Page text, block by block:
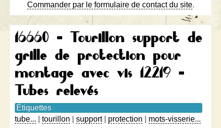
Commander par le formulaire de contact du site.
16660 - Tourillon support de
grille de protection pour
montage avec vis 12219 -
Tubes relevés
Étiquettes
tube...
tourillon support| protection mots-visserie...